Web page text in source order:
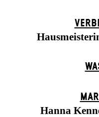
Hanna